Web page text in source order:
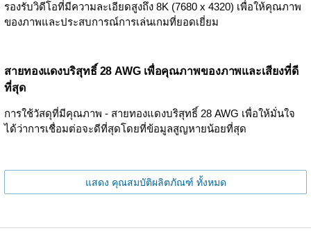
รองรับวิดีโอที่มีความละเอียดสูงถึง 8K (7680 x 4320) เพื่อให้คุณภาพ
ของภาพและประสบการณ์การเล่นเกมที่ยอดเยี่ยม
สายทองแดงบริสุทธิ์ 28 AWG เพื่อคุณภาพของภาพและเสียงที่ดี
ที่สุด
การใช้วัสดุที่มีคุณภาพ - สายทองแดงบริสุทธิ์ 28 AWG เพื่อให้มั่นใจ
ได้ว่าการเชื่อมต่อจะดีที่สุดโดยที่ข้อมูลสูญหายน้อยที่สุด
แสดง คุณสมบัติผลิตภัณฑ์ ทั้งหมด